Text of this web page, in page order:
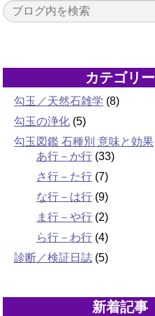
カテゴリー
勾玉／天然石雑学 (8)
勾玉の浄化 (5)
勾玉図鑑 石種別 意味と効果
あ行－か行 (33)
さ行－た行 (7)
な行－は行 (9)
ま行－や行 (2)
ら行－わ行 (4)
診断／検証日誌 (5)
新着記事